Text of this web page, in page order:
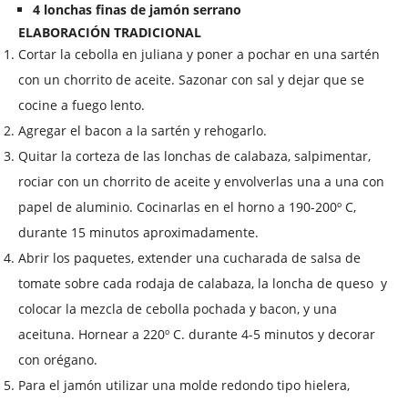
4 lonchas finas de jamón serrano
ELABORACIÓN TRADICIONAL
Cortar la cebolla en juliana y poner a pochar en una sartén
con un chorrito de aceite. Sazonar con sal y dejar que se
cocine a fuego lento.
Agregar el bacon a la sartén y rehogarlo.
Quitar la corteza de las lonchas de calabaza, salpimentar,
rociar con un chorrito de aceite y envolverlas una a una con
papel de aluminio. Cocinarlas en el horno a 190-200º C,
durante 15 minutos aproximadamente.
Abrir los paquetes, extender una cucharada de salsa de
tomate sobre cada rodaja de calabaza, la loncha de queso y
colocar la mezcla de cebolla pochada y bacon, y una
aceituna. Hornear a 220º C. durante 4-5 minutos y decorar
con orégano.
Para el jamón utilizar una molde redondo tipo hielera,